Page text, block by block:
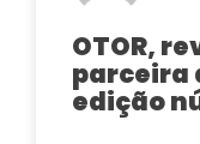
OTOR,
parceira
edição